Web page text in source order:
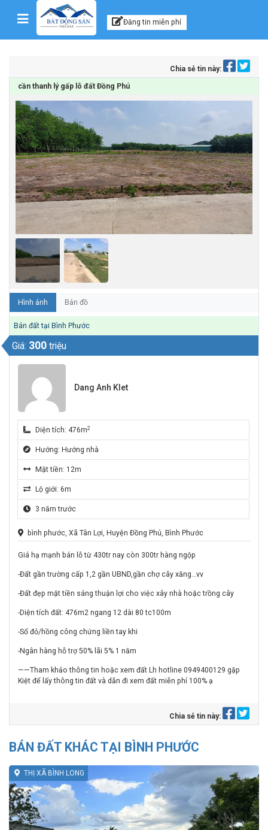
Skip to content Kênh thông tin, tư vấn
Đăng tin miễn phí
Chia sẻ tin này:
cần thanh lý gấp lô đất Đồng Phú
Hình ảnh Bản đồ
Bán đất tại Bình Phước
Giá: 300 triệu
Dang Anh KIet
Diện tích: 476m2
Hướng: Hướng nhà
Mặt tiền: 12m
Lộ giới: 6m
3 năm trước
bình phước, Xã Tân Lợi, Huyện Đồng Phú, Bình Phước
Giá hạ mạnh bán lỗ từ 430tr nay còn 300tr hàng ngộp
-Đất gần trường cấp 1,2 gần UBND,gần chợ cây xăng…vv
-Đất đẹp mặt tiền sáng thuận lợi cho việc xây nhà hoặc trồng cây
-Diện tích đất: 476m2 ngang 12 dài 80 tc100m
-Sổ đỏ/hồng công chứng liền tay khi
-Ngân hàng hỗ trợ 50% lãi 5% 1 năm
——Tham khảo thông tin hoặc xem đất Lh hotline 0949400129 gặp
Kiệt để lấy thông tin đất và dẫn đi xem đất miễn phí 100% ạ
Chia sẻ tin này:
BÁN ĐẤT KHÁC TẠI BÌNH PHƯỚC
THỊ XÃ BÌNH LONG